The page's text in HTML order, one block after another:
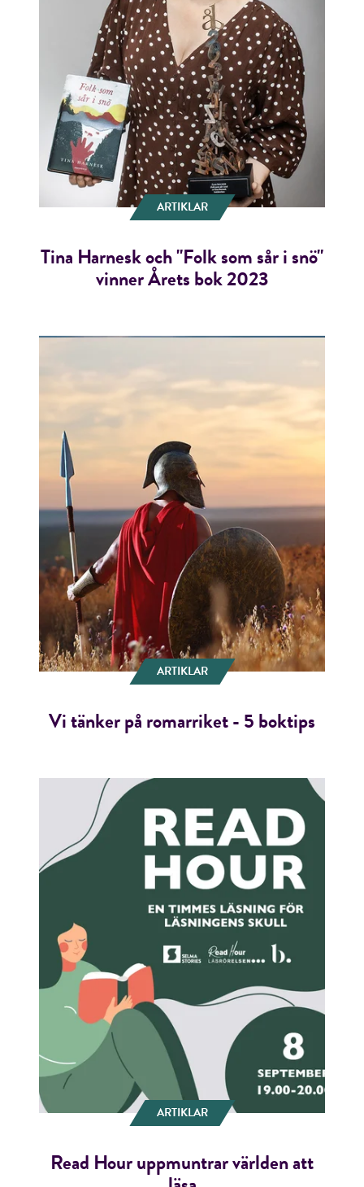
ARTIKLAR
Tina Harnesk och "Folk som sår i snö"
vinner Årets bok 2023
ARTIKLAR
Vi tänker på romarriket - 5 boktips
ARTIKLAR
Read Hour uppmuntrar världen att